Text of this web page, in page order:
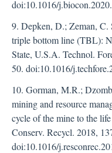
doi:10.1016/
9. Depken, D.; Zeman, C.
triple bottom line (TBL):
State, U.S.A. Technol.
50. doi:10.1016/
10. Gorman, M.R.;
mining and resource
cycle of the mine to the
Conserv. Recycl. 2018,
doi:10.1016/